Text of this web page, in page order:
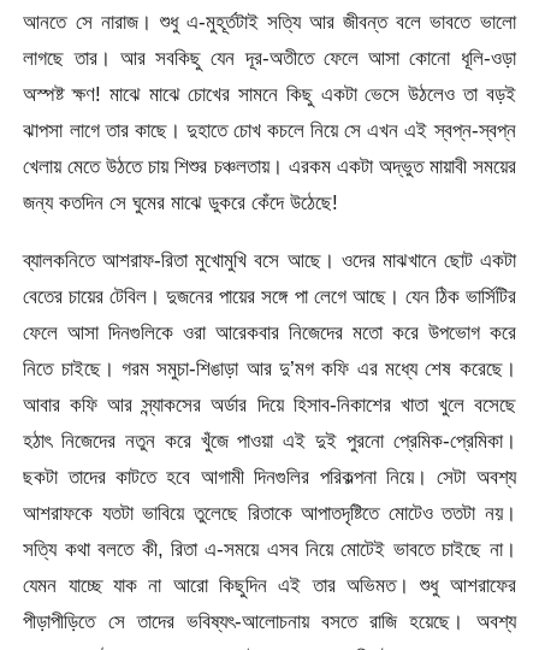
আনতে সে নারাজ। শুধু এ-মুহূর্তটাই সত্যি আর জীবন্ত বলে ভাবতে ভালো
লাগছে তার। আর সবকিছু যেন দূর-অতীতে ফেলে আসা কোনো ধূলি-ওড়া
অস্পষ্ট ক্ষণ! মাঝে মাঝে চোখের সামনে কিছু একটা ভেসে উঠলেও তা বড়ই
ঝাপসা লাগে তার কাছে। দুহাতে চোখ কচলে নিয়ে সে এখন এই স্বপ্ন-স্বপ্ন
খেলায় মেতে উঠতে চায় শিশুর চঞ্চলতায়। এরকম একটা অদ্ভুত মায়াবী সময়ের
জন্য কতদিন সে ঘুমের মাঝে ডুকরে কেঁদে উঠেছে!
ব্যালকনিতে আশরাফ-রিতা মুখোমুখি বসে আছে। ওদের মাঝখানে ছোট একটা
বেতের চায়ের টেবিল। দুজনের পায়ের সঙ্গে পা লেগে আছে। যেন ঠিক ভার্সিটির
ফেলে আসা দিনগুলিকে ওরা আরেকবার নিজেদের মতো করে উপভোগ করে
নিতে চাইছে। গরম সমুচা-শিঙাড়া আর দু’মগ কফি এর মধ্যে শেষ করেছে।
আবার কফি আর স্ন্যাকসের অর্ডার দিয়ে হিসাব-নিকাশের খাতা খুলে বসেছে
হঠাৎ নিজেদের নতুন করে খুঁজে পাওয়া এই দুই পুরনো প্রেমিক-প্রেমিকা।
ছকটা তাদের কাটতে হবে আগামী দিনগুলির পরিকল্পনা নিয়ে। সেটা অবশ্য
আশরাফকে যতটা ভাবিয়ে তুলেছে রিতাকে আপাতদৃষ্টিতে মোটেও ততটা নয়।
সত্যি কথা বলতে কী, রিতা এ-সময়ে এসব নিয়ে মোটেই ভাবতে চাইছে না।
যেমন যাচ্ছে যাক না আরো কিছুদিন এই তার অভিমত। শুধু আশরাফের
পীড়াপীড়িতে সে তাদের ভবিষ্যৎ-আলোচনায় বসতে রাজি হয়েছে। অবশ্য